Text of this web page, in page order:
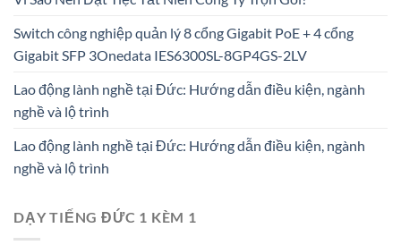
Switch công nghiệp quản lý 8 cổng Gigabit PoE + 4 cổng
Gigabit SFP 3Onedata IES6300SL-8GP4GS-2LV
Lao động lành nghề tại Đức: Hướng dẫn điều kiện, ngành
nghề và lộ trình
Lao động lành nghề tại Đức: Hướng dẫn điều kiện, ngành
nghề và lộ trình
DẠY TIẾNG ĐỨC 1 KÈM 1